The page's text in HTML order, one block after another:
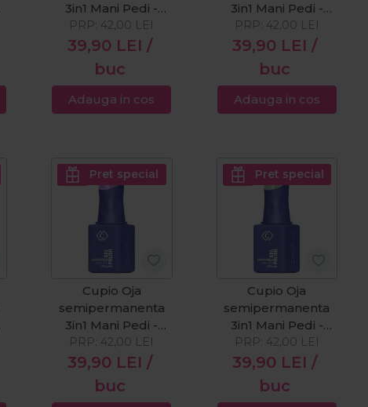
3in1 Mani Pedi -
Fever Red 8ml
39,90 LEI /
buc
PRP: 42,00 LEI
Adauga in cos
3in1 Mani Pedi -
Prosecco 8ml
39,90 LEI /
buc
PRP: 42,00 LEI
Adauga in cos
Pret special
Cupio Oja
semipermanenta
3in1 Mani Pedi -
Lavender 8ml
39,90 LEI /
buc
PRP: 42,00 LEI
Pret special
Cupio Oja
semipermanenta
3in1 Mani Pedi -
Hunter Green 8ml
39,90 LEI /
buc
PRP: 42,00 LEI